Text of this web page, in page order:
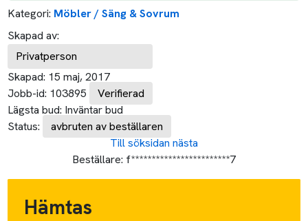
Kategori: Möbler / Säng & Sovrum
Skapad av:
Privatperson
Skapad: 15 maj, 2017
Jobb-id: 103895
Verifierad
Lägsta bud: Inväntar bud
Status:
avbruten av beställaren
Till söksidan nästa
Beställare: f************************7
Hämtas